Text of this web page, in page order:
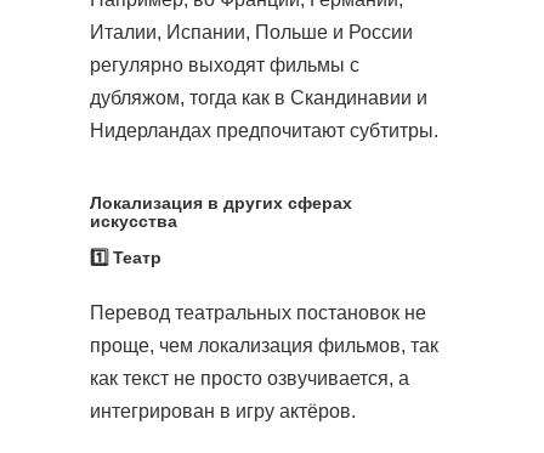
Локализация в других сферах
искусства
1️⃣ Театр
Италии, Испании, Польше и России
регулярно выходят фильмы с
дубляжом, тогда как в Скандинавии и
Нидерландах предпочитают субтитры.
Перевод театральных постановок не
проще, чем локализация фильмов, так
как текст не просто озвучивается, а
интегрирован в игру актёров.